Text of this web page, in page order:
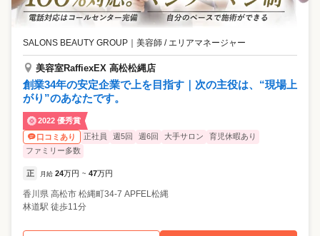
SALONS BEAUTY GROUP 美容師 / エリアマネージャー
美容室RaffiexEX 高松松縄店
創業34年の安定企業で上を目指す｜次の主役は、“現場上
がり”のあなたです。
2022 優秀賞
口コミあり
正社員 週5回 週6回 大手サロン
育児休暇あり
ファミリー多数
正 月給 24万円 ~ 47万円
香川県 高松市 松縄町34-7 APFEL松縄
林道駅 徒歩11分